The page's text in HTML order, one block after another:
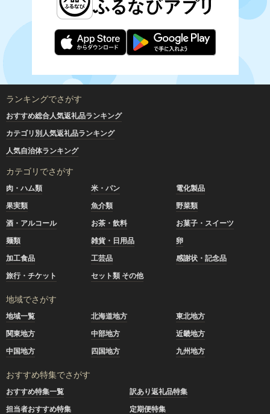
ランキングでさがす
おすすめ総合人気返礼品ランキング
カテゴリ別人気返礼品ランキング
人気自治体ランキング
カテゴリでさがす
肉・ハム類 米・パン
電化製品
果実類
魚介類
野菜類
酒・アルコール
お茶・飲料
お菓子・スイーツ
麺類
雑貨・日用品
卵
加工食品
工芸品
感謝状・記念品
旅行・チケット
セット類 その他
地域でさがす
地域一覧 北海道地方
東北地方
関東地方
中部地方
近畿地方
中国地方
四国地方 九州地方
おすすめ特集でさがす
おすすめ特集一覧
訳あり返礼品特集
担当者おすすめ特集
定期便特集